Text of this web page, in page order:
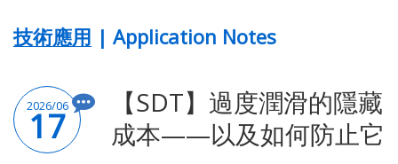
技術應用 | Application Notes
2026/06
17
【SDT】過度潤滑的隱藏
成本——以及如何防止它